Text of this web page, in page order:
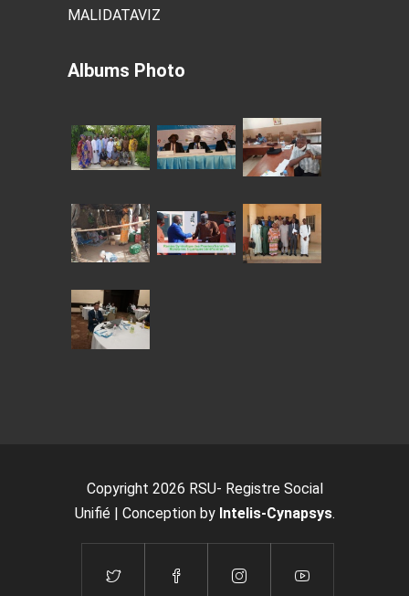
MALIDATAVIZ
Albums Photo
Copyright 2026 RSU- Registre Social
Unifié | Conception by Intelis-Cynapsys.